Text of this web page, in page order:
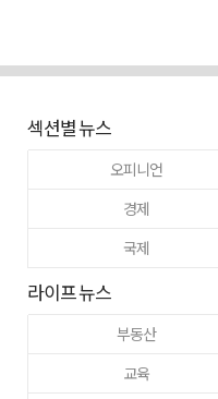
섹션별 뉴스
오피니언
경제
국제
라이프 뉴스
부동산
교육